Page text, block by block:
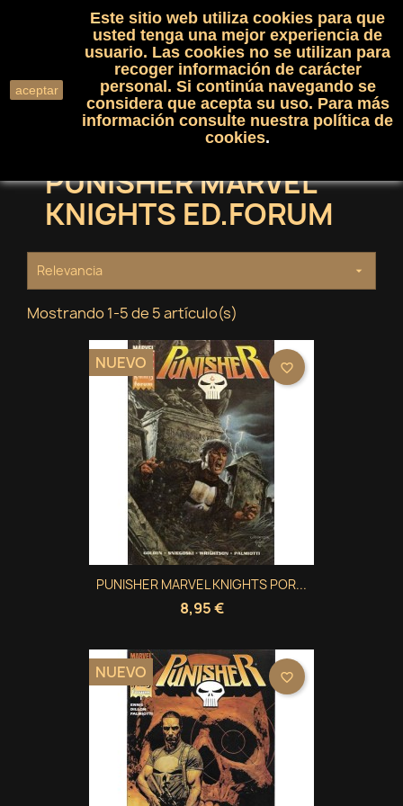
shopping_cart(0)

search
PUNISHER MARVEL
KNIGHTS ED.FORUM
Relevancia 
Mostrando 1-5 de 5 artículo(s)
PUNISHER MARVEL KNIGHTS POR...
8,95 €
NUEVO favorite_border
NUEVO favorite_border
aceptar
Este sitio web utiliza cookies para que
usted tenga una mejor experiencia de
usuario. Las cookies no se utilizan para
recoger información de carácter
personal. Si continúa navegando se
considera que acepta su uso. Para más
información consulte nuestra política de
cookies.